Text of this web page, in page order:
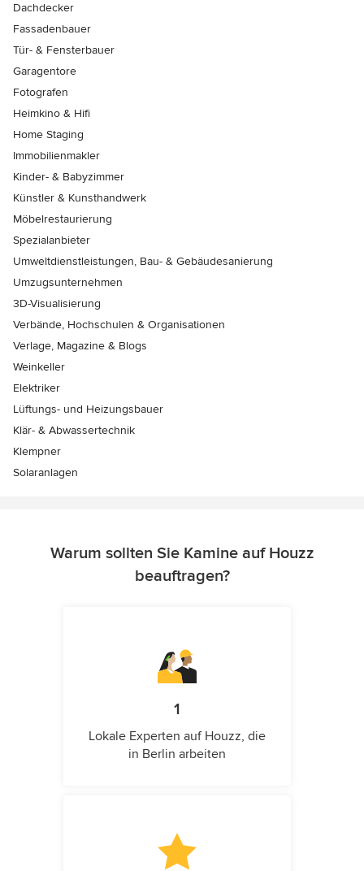
Dachdecker
Fassadenbauer
Tür- & Fensterbauer
Garagentore
Fotografen
Heimkino & Hifi
Home Staging
Immobilienmakler
Kinder- & Babyzimmer
Künstler & Kunsthandwerk
Möbelrestaurierung
Spezialanbieter
Umweltdienstleistungen, Bau- & Gebäudesanierung
Umzugsunternehmen
3D-Visualisierung
Verbände, Hochschulen & Organisationen
Verlage, Magazine & Blogs
Weinkeller
Elektriker
Lüftungs- und Heizungsbauer
Klär- & Abwassertechnik
Klempner
Solaranlagen
Warum sollten Sie Kamine auf Houzz
beauftragen?
1
Lokale Experten auf Houzz, die
in Berlin arbeiten